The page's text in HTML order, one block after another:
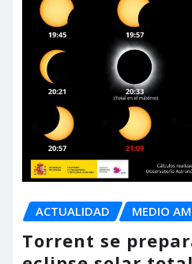
ACTUALIDAD MEDIO
Torrent se